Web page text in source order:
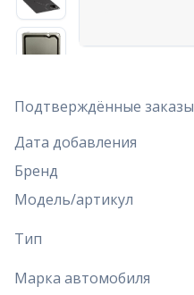
Подтверждённые заказы
Дата добавления
Бренд
Модель/артикул
Тип
Марка автомобиля